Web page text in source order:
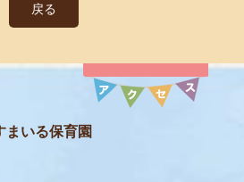
戻る
まいる保育園